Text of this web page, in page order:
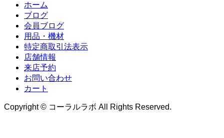
ホーム
ブログ
会員ブログ
用品・機材
特定商取引法表示
店舗情報
来店予約
お問い合わせ
カート
Copyright © コーラルラボ All Rights Reserved.